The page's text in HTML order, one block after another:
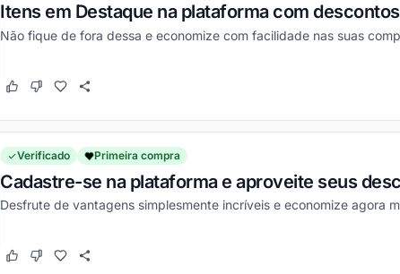
Itens em Destaque na plataforma com
Não fique de fora dessa e economize com facilidade nas suas
Este cupom funcionou
Este cupom não funcionou
Verificado Primeira compra
Cadastre-se na plataforma e aproveite seus
Desfrute de vantagens simplesmente incríveis e economize agora
Este cupom funcionou
Este cupom não funcionou